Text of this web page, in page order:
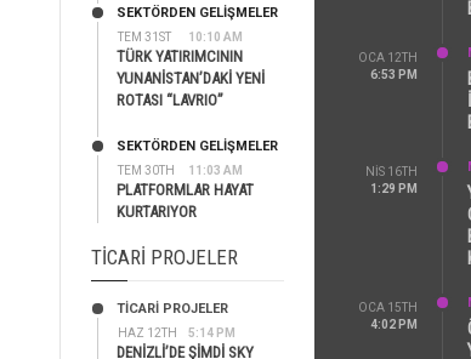
TEM 31ST 10:10 AM
SEKTÖRDEN GELIŞMELER
TÜRK YATIRIMCININ
YUNANİSTAN’DAKİ YENİ
ROTASI “LAVRIO”
TEM 30TH 11:03 AM
SEKTÖRDEN GELIŞMELER
PLATFORMLAR HAYAT
KURTARIYOR
TICARI PROJELER
HAZ 12TH 5:14 PM
TİCARİ PROJELER
DENİZLİ’DE ŞİMDİ SKY
OCA 12TH
6:53 PM
NIS 16TH
1:29 PM
OCA 15TH
4:02 PM